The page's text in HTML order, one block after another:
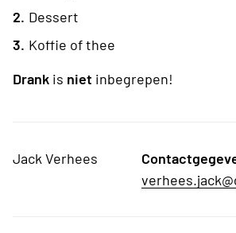
Dessert
Koffie of thee
Drank is niet inbegrepen!
Jack Verhees